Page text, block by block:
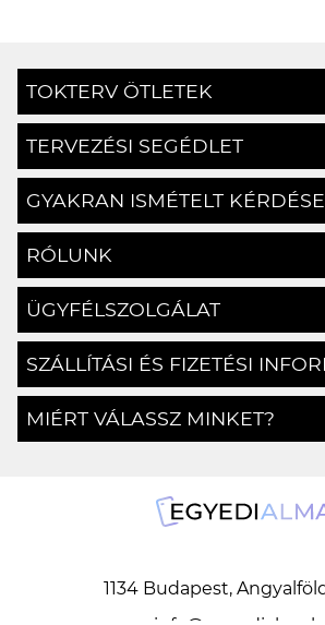
TOKTERV ÖTLETEK
TERVEZÉSI SEGÉDLET
GYAKRAN ISMÉTELT
RÓLUNK
ÜGYFÉLSZOLGÁLAT
SZÁLLÍTÁSI ÉS FIZETÉSI
MIÉRT VÁLASSZ MINKET?
1134 Budapest,